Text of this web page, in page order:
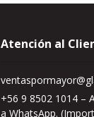
Atención al
+56 9 8502 1014 –
a WhatsApp.